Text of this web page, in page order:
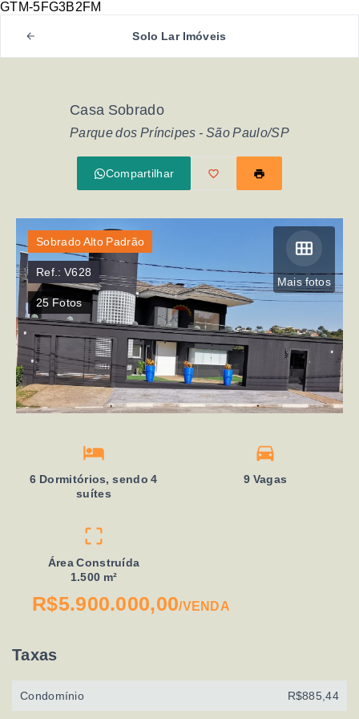
GTM-5FG3B2FM
Solo Lar Imóveis
Casa Sobrado
Parque dos Príncipes - São Paulo/SP
Compartilhar
Mais fotos
Sobrado Alto Padrão
Ref.:V628
25 Fotos
6 Dormitórios, sendo 4
suítes
9 Vagas
Área Construída
1.500 m²
R$5.900.000,00/VENDA
Taxas
Condomínio R$885,44